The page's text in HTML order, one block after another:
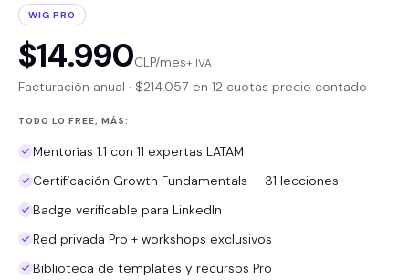
WIG PRO
$14.990CLP/mes+ IVA
Facturación anual · $214.057 en 12 cuotas precio contado
TODO LO FREE, MÁS:
Mentorías 1:1 con 11 expertas LATAM
Certificación Growth Fundamentals — 31 lecciones
Badge verificable para LinkedIn
Red privada Pro + workshops exclusivos
Biblioteca de templates y recursos Pro